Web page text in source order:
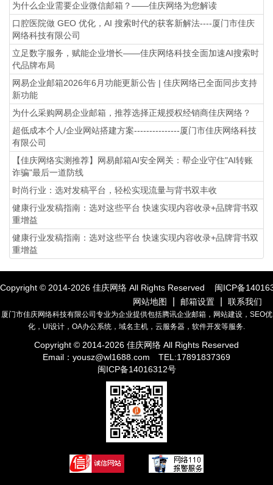
为什么企业需要企业微信邮箱？——佳庆网络为您解读
口腔医院做 GEO 优化，AI 搜索时代的获客新解法----厦门市佳庆
网络科技有限公司
立足数字服务，赋能企业增长——佳庆网络科技全面加速AI搜索时
代品牌布局
网易企业邮箱2026年6月功能更新公告 | 佳庆网络已全面同步支持
新功能
为什么采购网易企业邮箱，推荐选择正规授权经销商佳庆网络？
超低成本个人/企业网站搭建方案---------------厦门市佳庆网络科技
有限公司
【佳庆网络实测推荐】网易邮箱AI安全网关：帮企业守住"AI转账
诈骗"最后一道防线
时尚行业：选对发稿平台，轻松实现流量与背书双丰收
健康行业发稿指南：选对这些平台 快速实现内容收录+品牌背书双
重增益
健康行业发稿指南：选对这些平台 快速实现内容收录+品牌背书双
重增益
Copyright © 2014-2026 佳庆网络 All Rights Reserved 闽ICP备
网站地图
邮箱设置 联系我们
厦门市佳庆网络科技有限公司专业为企业提供包括腾讯企业邮箱，网站建设，SEO优
化，UI设计，OA办公系统，域名主机，云服务器，软件开发等服务.
Copyright © 2014-2026 佳庆网络 All Rights Reserved
Email： yousz@wl1688.com
TEL:17891837369
闽ICP备14016312号